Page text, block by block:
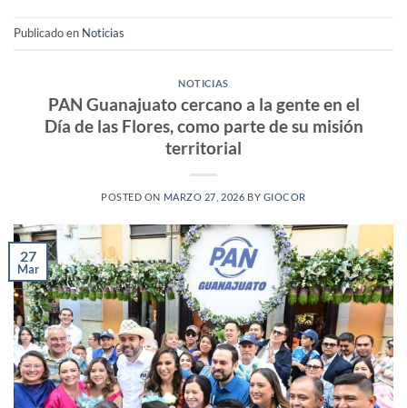
Publicado en Noticias
NOTICIAS
PAN Guanajuato cercano a la gente en el
Día de las Flores, como parte de su misión
territorial
POSTED ON MARZO 27, 2026 BY GIOCOR
27
Mar